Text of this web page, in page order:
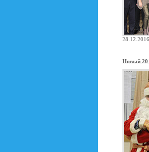
28.12.2016
Новый